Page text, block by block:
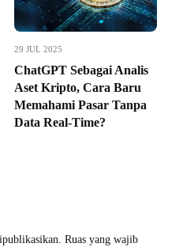
29 JUL 2025
ChatGPT Sebagai Analis
Aset Kripto, Cara Baru
Memahami Pasar Tanpa
Data Real-Time?
Ruas yang wajib